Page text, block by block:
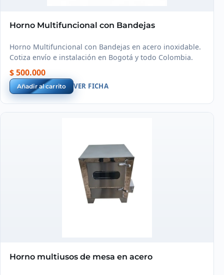
Horno Multifuncional con Bandejas
Horno Multifuncional con Bandejas en acero inoxidable.
Cotiza envío e instalación en Bogotá y todo Colombia.
$ 500.000
Añadir al carrito VER FICHA
Horno multiusos de mesa en acero